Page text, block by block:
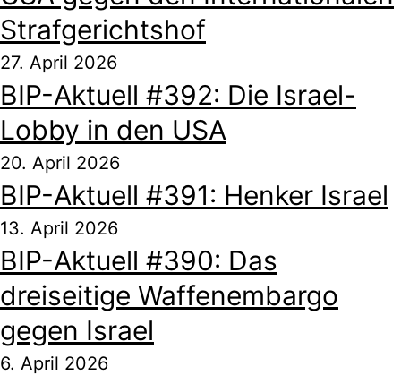
Strafgerichtshof
27. April 2026
BIP-Aktuell #392: Die Israel-
Lobby in den USA
20. April 2026
BIP-Aktuell #391: Henker Israel
13. April 2026
BIP-Aktuell #390: Das
dreiseitige Waffenembargo
gegen Israel
6. April 2026